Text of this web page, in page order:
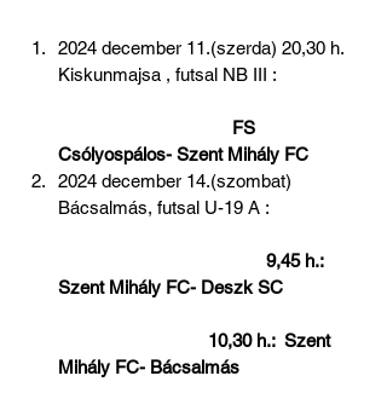
2024 december 11.(szerda) 20,30 h.
Kiskunmajsa , futsal NB III :
FS
Csólyospálos- Szent Mihály FC
2024 december 14.(szombat)
Bácsalmás, futsal U-19 A :
9,45 h.:
Szent Mihály FC- Deszk SC
                               10,30 h.:  Szent
Mihály FC- Bácsalmás